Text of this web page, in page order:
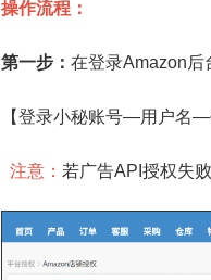
操作流程：
第一步：在登录Amazon后
【登录小秘账号—用户名
注意： 若广告API授权失